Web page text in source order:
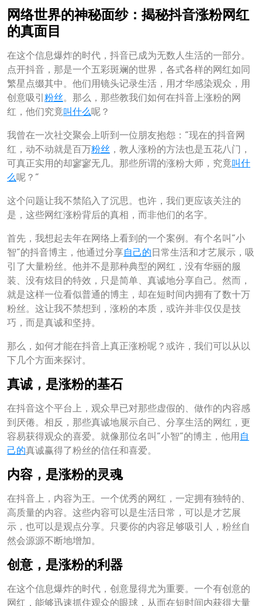
网络世界的神秘面纱：揭秘抖音涨粉网红
的真面目
在这个信息爆炸的时代，抖音已成为无数人生活的一部分。
点开抖音，那是一个五彩斑斓的世界，各式各样的网红如同
繁星点缀其中。他们用镜头记录生活，用才华感染观众，用
创意吸引粉丝。那么，那些教我们如何在抖音上涨粉的网
红，他们究竟叫什么呢？
我曾在一次社交聚会上听到一位朋友抱怨：“现在的抖音网
红，动不动就是百万粉丝 ，教人涨粉的方法也是五花八门，
可真正实用的却寥寥无几。那些所谓的涨粉大师，究竟叫什
么呢？”
这个问题让我不禁陷入了沉思。也许，我们更应该关注的
是，这些网红涨粉背后的真相，而非他们的名字。
首先，我想起去年在网络上看到的一个案例。有个名叫“小
智”的抖音博主，他通过分享自己的日常生活和才艺展示，吸
引了大量粉丝。他并不是那种典型的网红，没有华丽的服
装、没有炫目的特效，只是简单、真诚地分享自己。然而，
就是这样一位看似普通的博主，却在短时间内拥有了数十万
粉丝。这让我不禁想到，涨粉的本质，或许并非仅仅是技
巧，而是真诚和坚持。
那么，如何才能在抖音上真正涨粉呢？或许，我们可以从以
下几个方面来探讨。
真诚，是涨粉的基石
在抖音这个平台上，观众早已对那些虚假的、做作的内容感
到厌倦。相反，那些真诚地展示自己、分享生活的网红，更
容易获得观众的喜爱。就像那位名叫“小智”的博主，他用自
己的真诚赢得了粉丝的信任和喜爱。
内容，是涨粉的灵魂
在抖音上，内容为王。一个优秀的网红，一定拥有独特的、
高质量的内容。这些内容可以是生活日常，可以是才艺展
示，也可以是观点分享。只要你的内容足够吸引人，粉丝自
然会源源不断地增加。
创意，是涨粉的利器
在这个信息爆炸的时代，创意显得尤为重要。一个有创意的
网红，能够迅速抓住观众的眼球，从而在短时间内获得大量